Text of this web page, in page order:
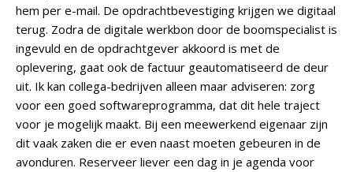
hem per e-mail. De opdrachtbevestiging krijgen we digitaal
terug. Zodra de digitale werkbon door de boomspecialist is
ingevuld en de opdrachtgever akkoord is met de
oplevering, gaat ook de factuur geautomatiseerd de deur
uit. Ik kan collega-bedrijven alleen maar adviseren: zorg
voor een goed softwareprogramma, dat dit hele traject
voor je mogelijk maakt. Bij een meewerkend eigenaar zijn
dit vaak zaken die er even naast moeten gebeuren in de
avonduren. Reserveer liever een dag in je agenda voor